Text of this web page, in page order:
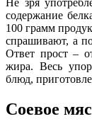
содержание
100 грамм
спрашивают, а
Ответ прост –
жира. Весь
блюд,
Соевое